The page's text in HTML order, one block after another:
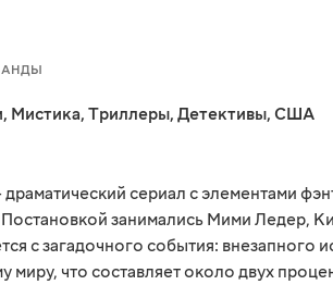
, Мистика, Триллеры, Детективы, США
сериал с элементами
занимались Мими Ледер,
с загадочного события: внезапного
миру, что составляет около двух